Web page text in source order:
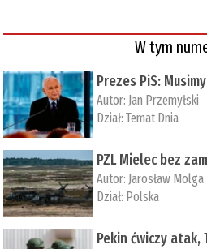
W tym
Prezes PiS:
Autor: Jan Przemyłski
Dział:Temat Dnia
PZL Mielec bez
Autor: Jarosław Molga
Dział: Polska
Pekin ćwiczy